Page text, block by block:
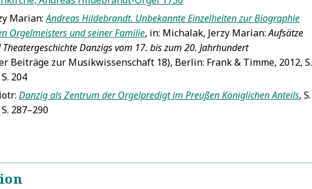
Marian:Andreas Hildebrandt. Unbekannte Einzelheiten zur Biographie
Orgelmeisters und seiner Familie, in: Michalak, Jerzy Marian:Aufsätze
Danzigs vom 17. bis zum 20. Jahrhundert
Beiträge zur Musikwissenschaft 18), Berlin: Frank & Timme, 2012, S.
204
Danzig als Zentrum der Orgelpredigt im Preußen Königlichen Anteils, S.
287–290